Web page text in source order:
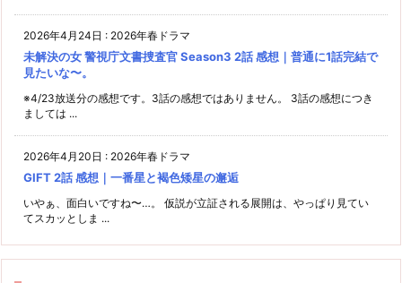
2026年4月24日 : 2026年春ドラマ
未解決の女 警視庁文書捜査官 Season3 2話 感想｜普通に1話完結で
見たいな〜。
※4/23放送分の感想です。3話の感想ではありません。 3話の感想につき
ましては ...
2026年4月20日 : 2026年春ドラマ
GIFT 2話 感想｜一番星と褐色矮星の邂逅
いやぁ、面白いですね〜…。 仮説が立証される展開は、やっぱり見てい
てスカッとしま ...